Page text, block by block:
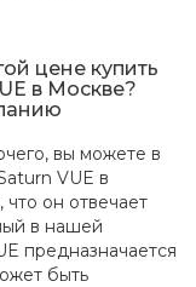
цене купить
в Москве?
вы можете в
VUE в
он отвечает
в нашей
предназначается
быть